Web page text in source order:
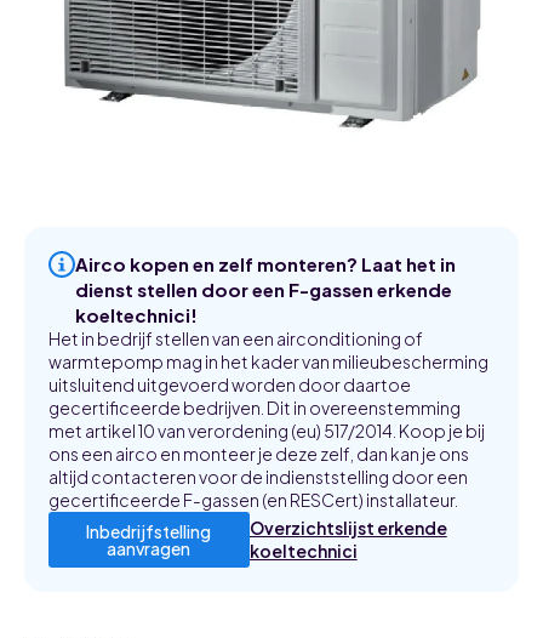
Airco kopen en zelf monteren? Laat het in
dienst stellen door een F-gassen erkende
koeltechnici!
Het in bedrijf stellen van een airconditioning of
warmtepomp mag in het kader van milieubescherming
uitsluitend uitgevoerd worden door daartoe
gecertificeerde bedrijven. Dit in overeenstemming
met artikel 10 van verordening (eu) 517/2014. Koop je bij
ons een airco en monteer je deze zelf, dan kan je ons
altijd contacteren voor de indienststelling door een
gecertificeerde F-gassen (en RESCert) installateur.
Inbedrijfstelling
aanvragen
Overzichtslijst erkende
koeltechnici